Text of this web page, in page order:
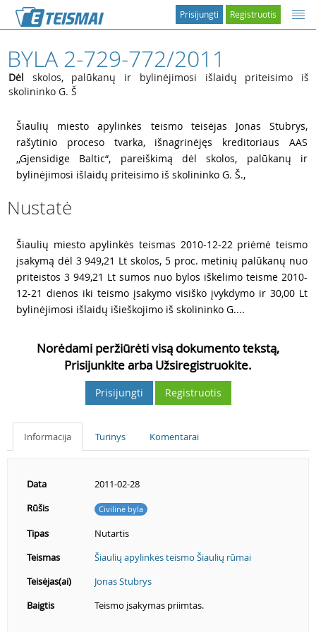
Registruotis
Prisijungti
BYLA 2-729-772/2011
Dėl skolos, palūkanų ir bylinėjimosi išlaidų priteisimo iš
skolininko G. Š
Šiaulių miesto apylinkės teismo teisėjas Jonas Stubrys,
rašytinio proceso tvarka, išnagrinėjęs kreditoriaus AAS
,,Gjensidige Baltic“, pareiškimą dėl skolos, palūkanų ir
bylinėjimosi išlaidų priteisimo iš skolininko G. Š.,
Nustatė
Šiaulių miesto apylinkės teismas 2010-12-22 priėmė teismo
įsakymą dėl 3 949,21 Lt skolos, 5 proc. metinių palūkanų nuo
priteistos 3 949,21 Lt sumos nuo bylos iškėlimo teisme 2010-
12-21 dienos iki teismo įsakymo visiško įvykdymo ir 30,00 Lt
bylinėjimosi išlaidų išieškojimo iš skolininko G....
Norėdami peržiūrėti visą dokumento tekstą,
Prisijunkite arba Užsiregistruokite.
Prisijungti Registruotis
Informacija Turinys Komentarai
Data
2011-02-28
Rūšis
Civilinė byla
Tipas
Nutartis
Teismas
Šiaulių apylinkės teismo Šiaulių rūmai
Teisėjas(ai)
Jonas Stubrys
Baigtis
Teismo įsakymas priimtas.